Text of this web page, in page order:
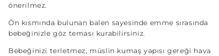
önerilmez.
Ön kısmında bulunan balen sayesinde emme sırasında
bebeğinizle göz teması kurabilirsiniz.
Bebeğinizi terletmez, müslin kumaş yapısı gereği hava